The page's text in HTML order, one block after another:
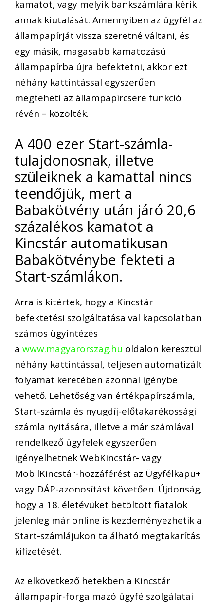
kamatot, vagy melyik bankszámlára kérik
annak kiutalását. Amennyiben az ügyfél az
állampapírját vissza szeretné váltani, és
egy másik, magasabb kamatozású
állampapírba újra befektetni, akkor ezt
néhány kattintással egyszerűen
megteheti az állampapírcsere funkció
révén – közölték.
A 400 ezer Start-számla-
tulajdonosnak, illetve
szüleiknek a kamattal nincs
teendőjük, mert a
Babakötvény után járó 20,6
százalékos kamatot a
Kincstár automatikusan
Babakötvénybe fekteti a
Start-számlákon.
Arra is kitértek, hogy a Kincstár
befektetési szolgáltatásaival kapcsolatban
számos ügyintézés
a www.magyarorszag.hu oldalon keresztül
néhány kattintással, teljesen automatizált
folyamat keretében azonnal igénybe
vehető. Lehetőség van értékpapírszámla,
Start-számla és nyugdíj-előtakarékossági
számla nyitására, illetve a már számlával
rendelkező ügyfelek egyszerűen
igényelhetnek WebKincstár- vagy
MobilKincstár-hozzáférést az Ügyfélkapu+
vagy DÁP-azonosítást követően. Újdonság,
hogy a 18. életévüket betöltött fiatalok
jelenleg már online is kezdeményezhetik a
Start-számlájukon található megtakarítás
kifizetését.
Az elkövetkező hetekben a Kincstár
állampapír-forgalmazó ügyfélszolgálatai